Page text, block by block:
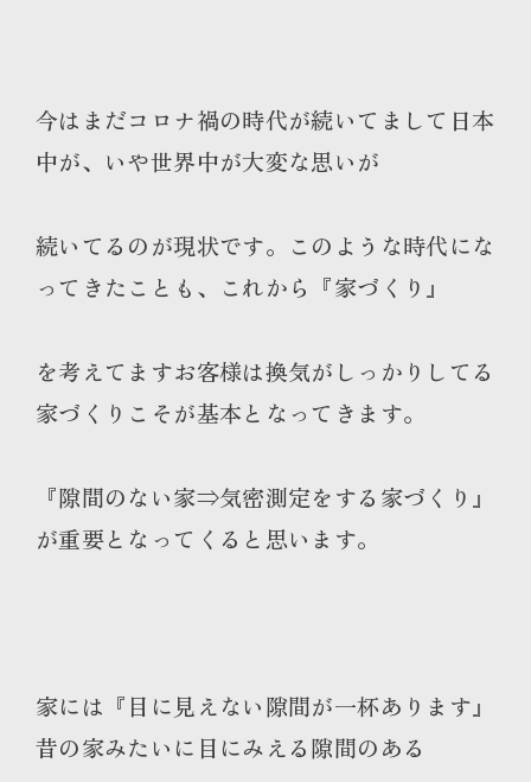
今はまだコロナ禍の時代が続いてまして日本
中が、いや世界中が大変な思いが
続いてるのが現状です。このような時代にな
ってきたことも、これから『家づくり』
を考えてますお客様は換気がしっかりしてる
家づくりこそが基本となってきます。
『隙間のない家⇒気密測定をする家づくり』
が重要となってくると思います。
家には『目に見えない隙間が一杯あります』
昔の家みたいに目にみえる隙間のある